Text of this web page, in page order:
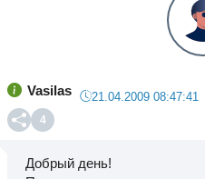
Vasilas 21.04.2009 08:47:41
4
Добрый день!